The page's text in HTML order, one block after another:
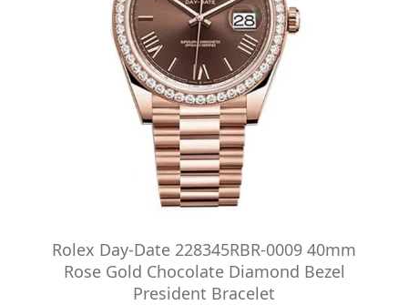
Rolex Day-Date 228345RBR-0009 40mm
Rose Gold Chocolate Diamond Bezel
President Bracelet